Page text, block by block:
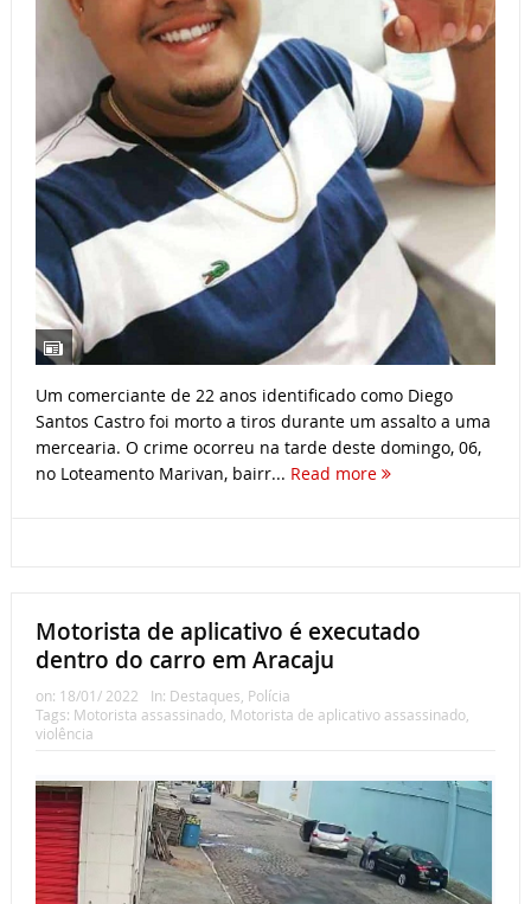
Um comerciante de 22 anos identificado como Diego
Santos Castro foi morto a tiros durante um assalto a uma
mercearia. O crime ocorreu na tarde deste domingo, 06,
no Loteamento Marivan, bairr... Read more
Motorista de aplicativo é executado
dentro do carro em Aracaju
on: 18/01/ 2022 In: Destaques, Polícia
Tags: Motorista assassinado, Motorista de aplicativo assassinado,
violência